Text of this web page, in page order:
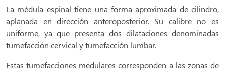
La médula espinal tiene una forma aproximada de cilindro,
aplanada en dirección anteroposterior. Su calibre no es
uniforme, ya que presenta dos dilataciones denominadas
tumefacción cervical y tumefacción lumbar.
Estas tumefacciones medulares corresponden a las zonas de